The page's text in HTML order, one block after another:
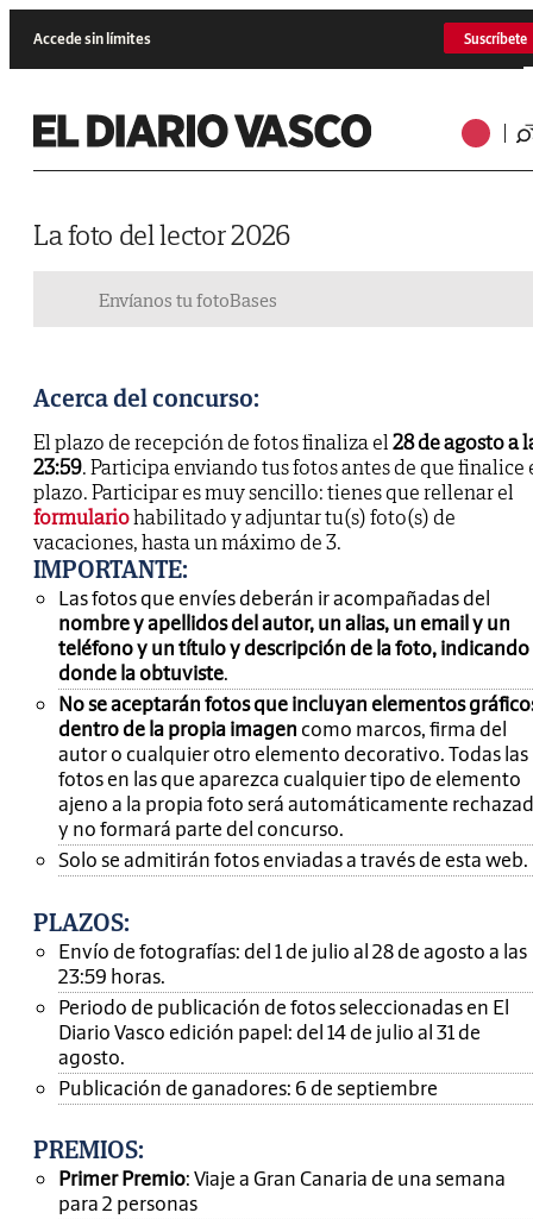
Accede sin límites Suscríbete
La foto del lector 2026
Envíanos tu fotoBases
Acerca del concurso:
El plazo de recepción de fotos finaliza el28 de agosto a
23:59. Participa enviando tus fotos antes de que finalice
plazo. Participar es muy sencillo: tienes que rellenar el
formulariohabilitado y adjuntar tu(s) foto(s) de
vacaciones, hasta un máximo de 3.
IMPORTANTE:
Las fotos que envíes deberán ir acompañadas del
nombre y apellidos del autor, un alias, un email y un
teléfono y un título y descripción de la foto, indicando
donde la obtuviste.
No se aceptarán fotos que incluyan elementos
dentro de la propia imagen como marcos, firma del
autor o cualquier otro elemento decorativo. Todas las
fotos en las que aparezca cualquier tipo de elemento
ajeno a la propia foto será automáticamente
y no formará parte del concurso.
Solo se admitirán fotos enviadas a través de esta web.
PLAZOS:
Envío de fotografías: del 1 de julio al 28 de agosto a las
23:59 horas.
Periodo de publicación de fotos seleccionadas en El
Diario Vasco edición papel: del 14 de julio al 31 de
agosto.
Publicación de ganadores: 6 de septiembre
PREMIOS:
Primer Premio: Viaje a Gran Canaria de una semana
para 2 personas